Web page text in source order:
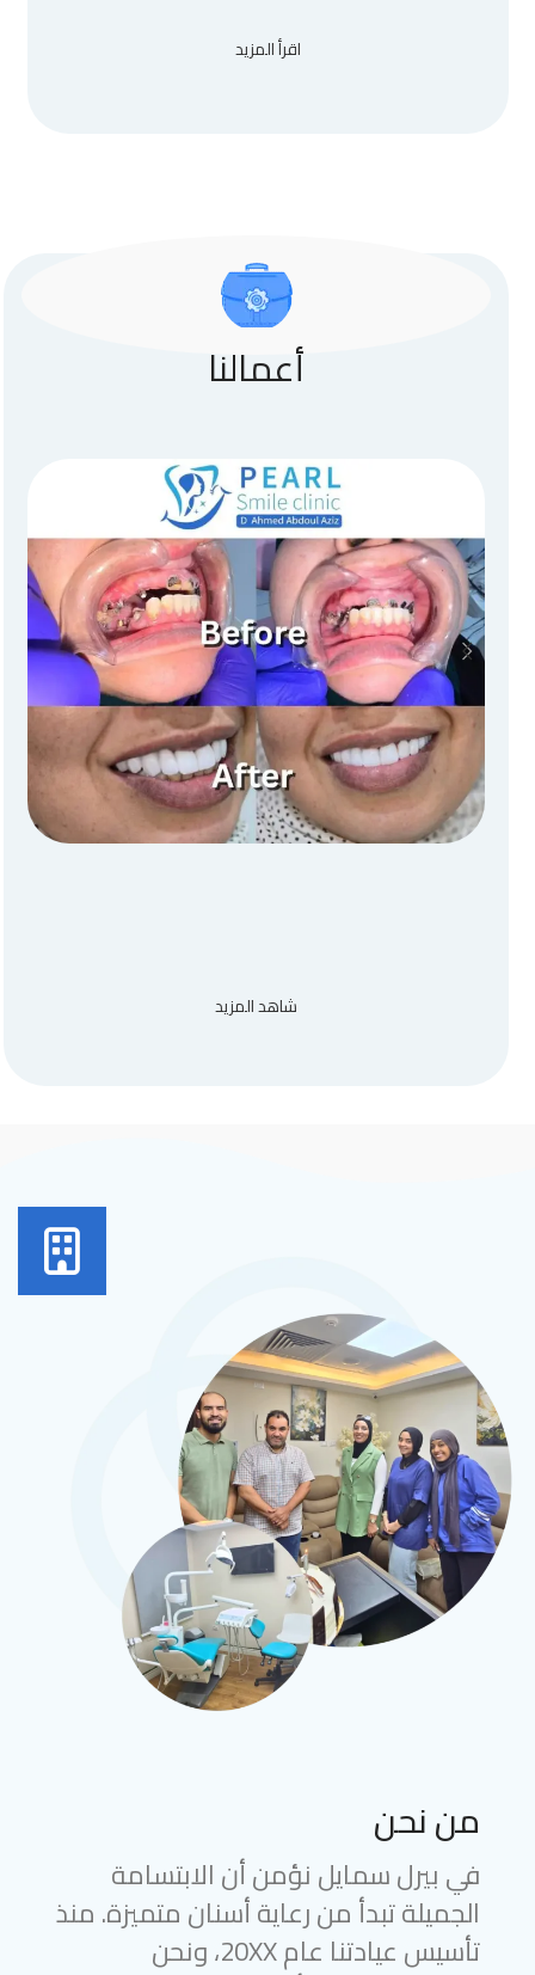
اقرأ المزيد
أعمالنا
شاهد المزيد
من نحن
في بيرل سمايل نؤمن أن الابتسامة
الجميلة تبدأ من رعاية أسنان متميزة. منذ
تأسيس عيادتنا عام 20XX، ونحن